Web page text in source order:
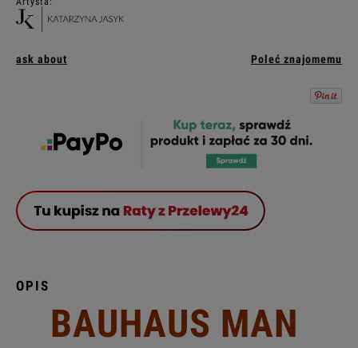
ask about Poleć znajomemu
OPIS
BAUHAUS MAN